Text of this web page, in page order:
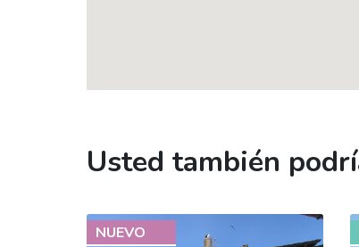
Usted también
NUEVO